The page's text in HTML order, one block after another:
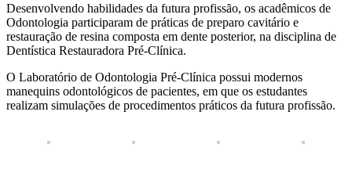
Desenvolvendo habilidades da futura profissão, os acadêmicos de
Odontologia participaram de práticas de preparo cavitário e
restauração de resina composta em dente posterior, na disciplina de
Dentística Restauradora Pré-Clínica.
O Laboratório de Odontologia Pré-Clínica possui modernos
manequins odontológicos de pacientes, em que os estudantes
realizam simulações de procedimentos práticos da futura profissão.